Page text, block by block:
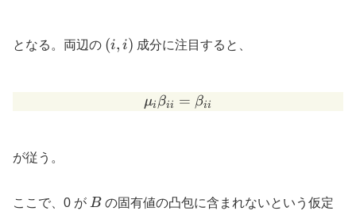
となる。両辺の (i,i)
(i, i) 成分に注目すると、
\mu_i \beta_{ii} =
μi βii = βii
が従う。
ここで、0 が B
Bの固有値の凸包に含まれないという仮定